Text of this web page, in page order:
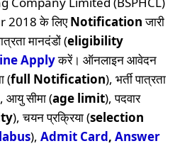
2018 के लिएNotificationजारी
मानदंडों (eligibility
Applyकरें। ऑनलाइन आवेदन
(full Notification), भर्ती पात्रता
आयु सीमा (age limit), पदवार
), चयन प्रक्रिया (selection
), Admit Card, Answer